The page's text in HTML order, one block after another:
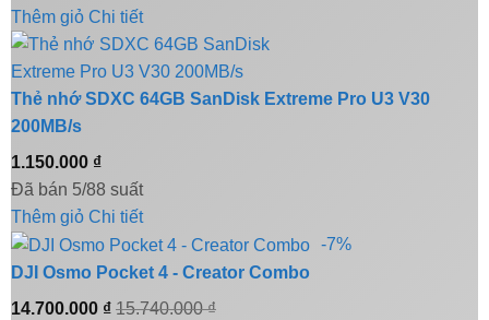
Thêm giỏ Chi tiết
Thẻ nhớ SDXC 64GB SanDisk Extreme Pro U3 V30
200MB/s
1.150.000 ₫
Đã bán 5/88 suất
Thêm giỏ Chi tiết
-7%
DJI Osmo Pocket 4 - Creator Combo
14.700.000 ₫ 15.740.000₫